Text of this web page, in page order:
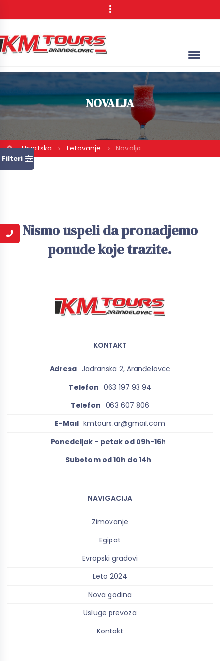
NOVALJA
Hrvatska Letovanje Novalja
Filteri
Nismo uspeli da pronadjemo
ponude koje trazite.
KONTAKT
Adresa Jadranska 2, Aranđelovac
Telefon 063 197 93 94
Telefon 063 607 806
E-Mail kmtours.ar@gmail.com
Ponedeljak - petak od 09h-16h
Subotom od 10h do 14h
NAVIGACIJA
Zimovanje
Egipat
Evropski gradovi
Leto 2024
Nova godina
Usluge prevoza
Kontakt